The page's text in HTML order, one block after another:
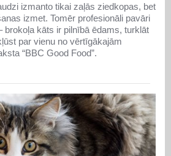
izmanto tikai zaļās ziedkopas, bet
izmet. Tomēr profesionāli pavāri
brokoļa kāts ir pilnībā ēdams, turklāt
par vienu no vērtīgākajām
“BBC Good Food”.